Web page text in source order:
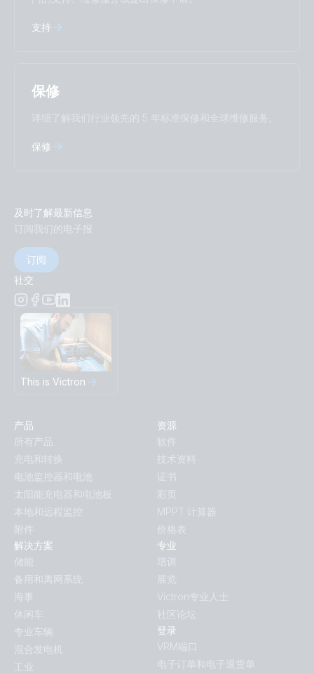
Русский
Українська
支持
保修
详细了解我们行业领先的 5 年标准保修和全球维修服务。
保修
及时了解最新信息
订阅我们的电子报
订阅
社交
This is Victron
产品
所有产品
充电和转换
电池监控器和电池
太阳能充电器和电池板
本地和远程监控
附件
解决方案
储能
备用和离网系统
海事
休闲车
专业车辆
混合发电机
工业
资源
软件
技术资料
证书
彩页
MPPT 计算器
价格表
专业
培训
展览
Victron专业人士
社区论坛
登录
VRM端口
电子订单和电子退货单